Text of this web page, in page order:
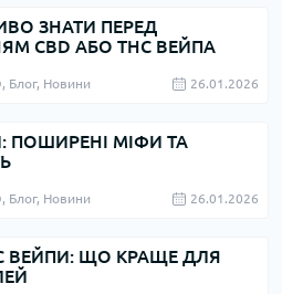
ЗНАТИ ПЕРЕД
CBD АБО THC ВЕЙПА
Блог, Новини 26.01.2026
ПОШИРЕНІ МІФИ ТА
Блог, Новини 26.01.2026
ВЕЙПИ: ЩО КРАЩЕ ДЛЯ